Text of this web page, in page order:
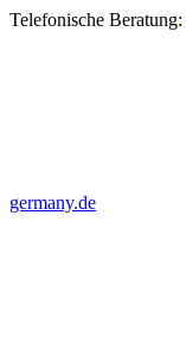
Zum
Telefonische Beratung:
germany.de